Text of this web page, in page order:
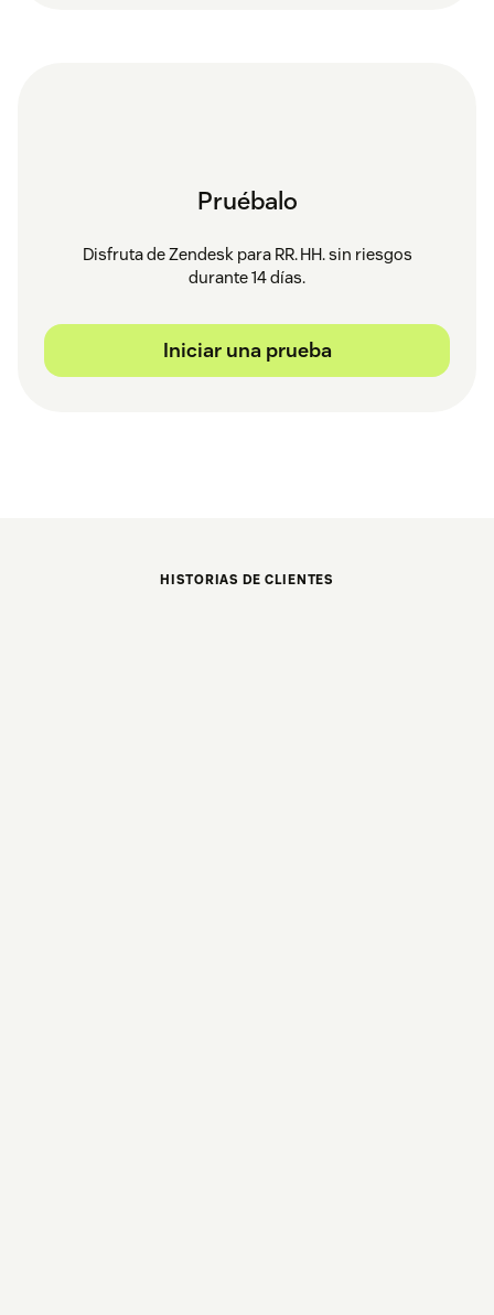
Pruébalo
Disfruta de Zendesk para RR. HH. sin riesgos
durante 14 días.
Iniciar una prueba
HISTORIAS DE CLIENTES